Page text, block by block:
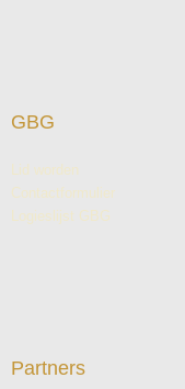
GBG
Lid worden
Contactformulier
Logieslijst GBG
Partners